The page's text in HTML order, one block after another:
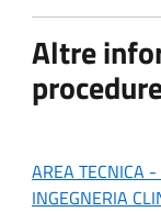
Altre
AREA TECNICA
INGEGNERIA